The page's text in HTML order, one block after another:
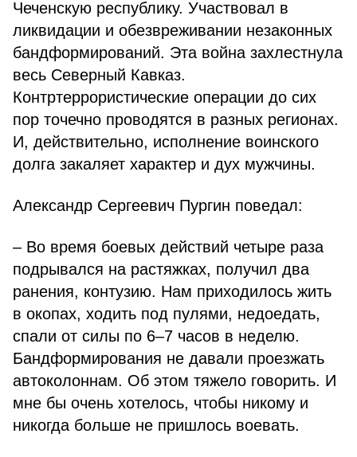
Чеченскую республику. Участвовал в
ликвидации и обезвреживании незаконных
бандформирований. Эта война захлестнула
весь Северный Кавказ.
Контртеррористические операции до сих
пор точечно проводятся в разных регионах.
И, действительно, исполнение воинского
долга закаляет характер и дух мужчины.
Александр Сергеевич Пургин поведал:
– Во время боевых действий четыре раза
подрывался на растяжках, получил два
ранения, контузию. Нам приходилось жить
в окопах, ходить под пулями, недоедать,
спали от силы по 6–7 часов в неделю.
Бандформирования не давали проезжать
автоколоннам. Об этом тяжело говорить. И
мне бы очень хотелось, чтобы никому и
никогда больше не пришлось воевать.